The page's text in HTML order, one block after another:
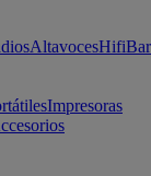
AltavocesHifi
Impresoras